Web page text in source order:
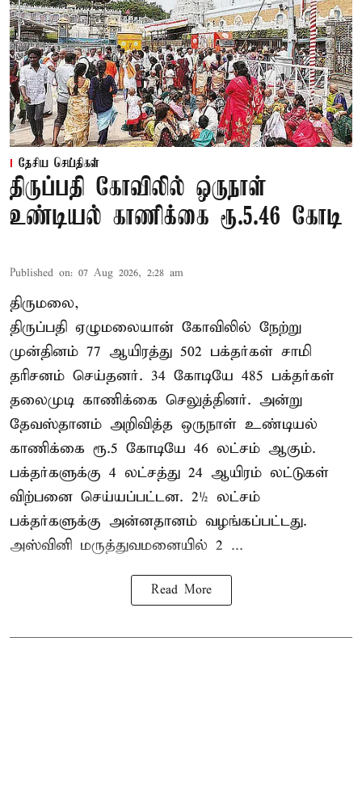
தேசிய செய்திகள்
திருப்பதி கோவிலில் ஒருநாள்
உண்டியல் காணிக்கை ரூ.5.46 கோடி
Published on: 07 Aug 2026, 2:28 am
திருமலை,
திருப்பதி ஏழுமலையான் கோவிலில் நேற்று
முன்தினம் 77 ஆயிரத்து 502 பக்தர்கள் சாமி
தரிசனம் செய்தனர். 34 கோடியே 485 பக்தர்கள்
தலைமுடி காணிக்கை செலுத்தினர். அன்று
தேவஸ்தானம் அறிவித்த ஒருநாள் உண்டியல்
காணிக்கை ரூ.5 கோடியே 46 லட்சம் ஆகும்.
பக்தர்களுக்கு 4 லட்சத்து 24 ஆயிரம் லட்டுகள்
விற்பனை செய்யப்பட்டன. 2½ லட்சம்
பக்தர்களுக்கு அன்னதானம் வழங்கப்பட்டது.
அஸ்வினி மருத்துவமனையில் 2 ...
Read More